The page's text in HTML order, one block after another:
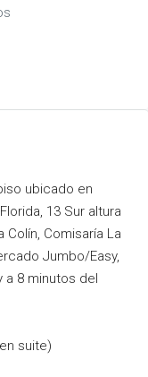
ubicado en
13 Sur altura
Colín, Comisaría La
Jumbo/Easy,
a 8 minutos del
suite)